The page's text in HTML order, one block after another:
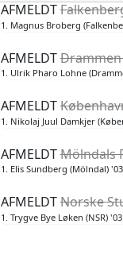
AFMELDT
1. Magnus Broberg
AFMELDT
1. Ulrik Pharo Lohne
AFMELDT
1. Nikolaj Juul Damkjer
AFMELDTMölndals
1. Elis Sundberg (Mölndal) '03
AFMELDTNorske
1. Trygve Bye Løken (NSR) '03